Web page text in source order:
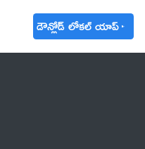
డౌన్లోడ్ లోకల్ యాప్